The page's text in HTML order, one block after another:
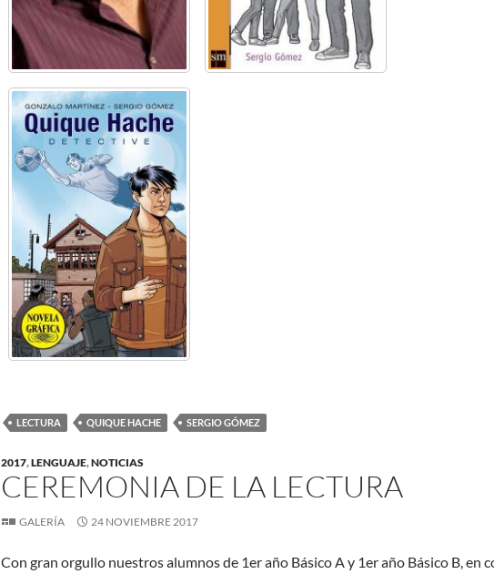
LECTURA QUIQUE HACHE SERGIO GÓMEZ
2017,LENGUAJE,NOTICIAS
CEREMONIA DE LA LECTURA
GALERÍA 24 NOVIEMBRE 2017
Con gran orgullo nuestros alumnos de 1er año Básico A y 1er año Básico B, en